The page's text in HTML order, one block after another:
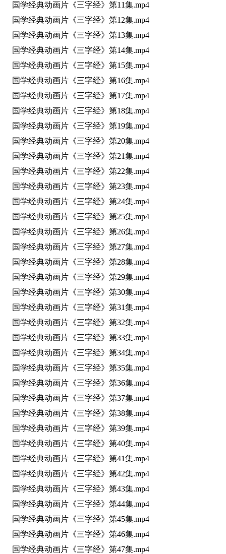
国学经典动画片《三字经》第11集.mp4
国学经典动画片《三字经》第12集.mp4
国学经典动画片《三字经》第13集.mp4
国学经典动画片《三字经》第14集.mp4
国学经典动画片《三字经》第15集.mp4
国学经典动画片《三字经》第16集.mp4
国学经典动画片《三字经》第17集.mp4
国学经典动画片《三字经》第18集.mp4
国学经典动画片《三字经》第19集.mp4
国学经典动画片《三字经》第20集.mp4
国学经典动画片《三字经》第21集.mp4
国学经典动画片《三字经》第22集.mp4
国学经典动画片《三字经》第23集.mp4
国学经典动画片《三字经》第24集.mp4
国学经典动画片《三字经》第25集.mp4
国学经典动画片《三字经》第26集.mp4
国学经典动画片《三字经》第27集.mp4
国学经典动画片《三字经》第28集.mp4
国学经典动画片《三字经》第29集.mp4
国学经典动画片《三字经》第30集.mp4
国学经典动画片《三字经》第31集.mp4
国学经典动画片《三字经》第32集.mp4
国学经典动画片《三字经》第33集.mp4
国学经典动画片《三字经》第34集.mp4
国学经典动画片《三字经》第35集.mp4
国学经典动画片《三字经》第36集.mp4
国学经典动画片《三字经》第37集.mp4
国学经典动画片《三字经》第38集.mp4
国学经典动画片《三字经》第39集.mp4
国学经典动画片《三字经》第40集.mp4
国学经典动画片《三字经》第41集.mp4
国学经典动画片《三字经》第42集.mp4
国学经典动画片《三字经》第43集.mp4
国学经典动画片《三字经》第44集.mp4
国学经典动画片《三字经》第45集.mp4
国学经典动画片《三字经》第46集.mp4
国学经典动画片《三字经》第47集.mp4